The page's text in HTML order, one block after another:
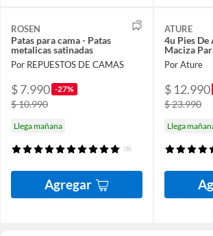
ROSEN
Patas para cama - Patas
metalicas satinadas
Por REPUESTOS DE CAMAS
$ 7.990 -27%
$ 10.990
Llega mañana
(8)
Agregar
ATURE
4u Pies De
Maciza
Por Ature
$ 12.990
$ 23.990
Llega